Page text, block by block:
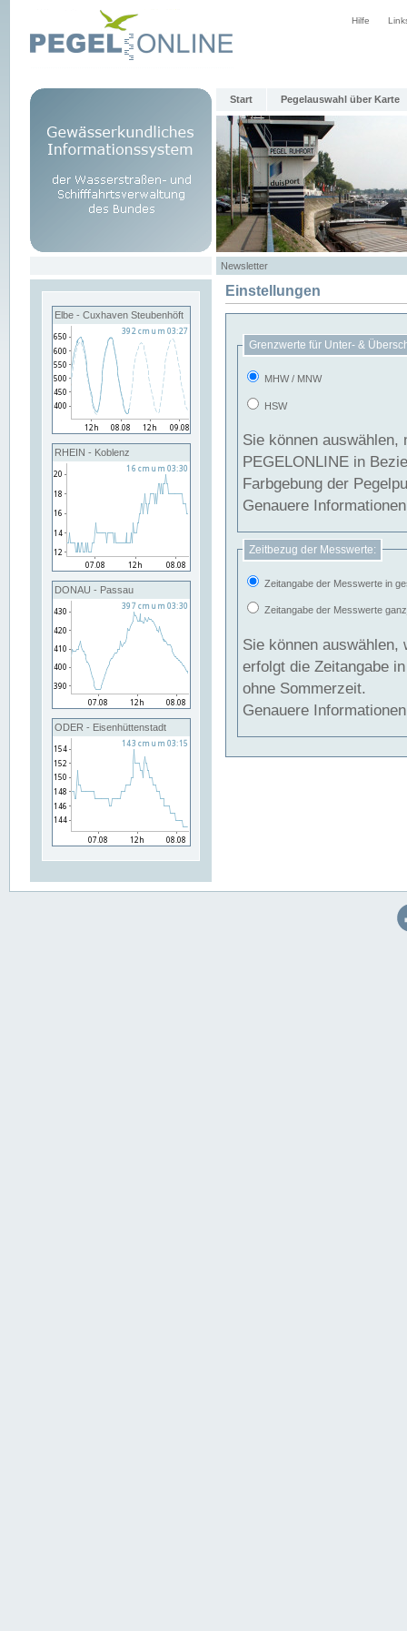
Hilfe
Start Pegelauswahl über Karte
Newsletter
Elbe - Cuxhaven Steubenhöft
RHEIN - Koblenz
DONAU - Passau
ODER - Eisenhüttenstadt
Einstellungen
Grenzwerte für Unter- &
MHW / MNW
HSW
Sie können
PEGELONLINE in Beziehung
Farbgebung der
Genauere
Zeitbezug der Messwerte:
Zeitangabe der Messwerte in
Zeitangabe der Messwerte
Sie können auswählen,
erfolgt die Zeitangabe
ohne Sommerzeit.
Genauere